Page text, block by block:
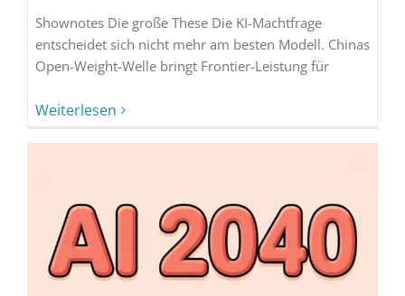
Shownotes Die große These Die KI-Machtfrage
entscheidet sich nicht mehr am besten Modell. Chinas
Open-Weight-Welle bringt Frontier-Leistung für
Weiterlesen